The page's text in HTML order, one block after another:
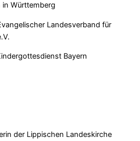
in Württemberg
Landesverband für
Bayern
der Lippischen Landeskirche